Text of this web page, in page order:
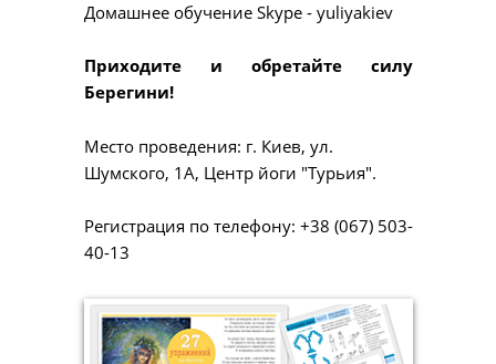
Домашнее обучение Skype - yuliyakiev
Приходите и обретайте силу
Берегини!
Место проведения: г. Киев, ул.
Шумского, 1А, Центр йоги "Турьия".
Регистрация по телефону: +38 (067) 503-
40-13